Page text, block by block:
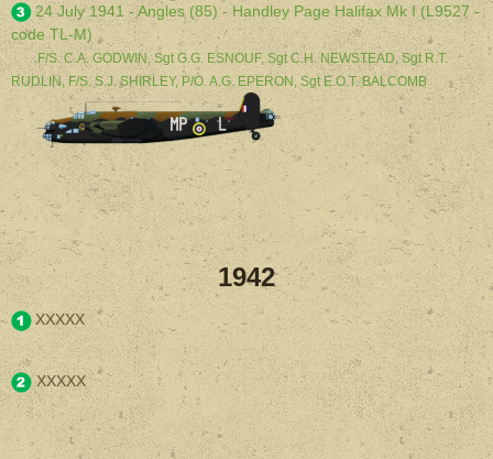
24 July 1941 - Angles (85) - Handley Page Halifax Mk I (L9527 -
code TL-M)
F/S. C.A. GODWIN, Sgt G.G. ESNOUF, Sgt C.H. NEWSTEAD, Sgt R.T.
RUDLIN, F/S. S.J. SHIRLEY, P/O. A.G. EPERON, Sgt E.O.T. BALCOMB
1942
XXXXX
XXXXX